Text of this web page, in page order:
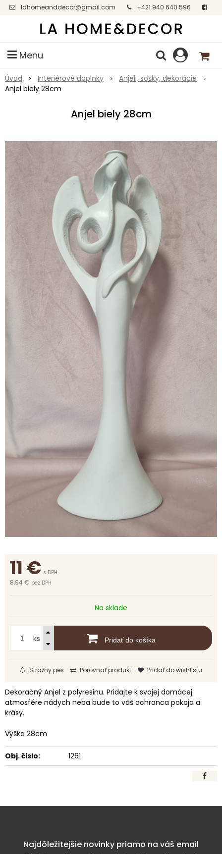
lahomeanddecor@gmail.com
+421 940 640 596
Facebook
Menu
Úvod Interiérové doplnky
Anjeli, sošky, dekorácie
Anjel biely 28cm
Anjel biely 28cm
11 € s DPH
8,94 € bez DPH
Na sklade
ks Pridať do košíka
Strážny pes Porovnať produkt Pridať do wishlistu
Dekoračný Anjel z polyresinu. Pridajte k svojej domácej
atmosfére nádych neba bude to váš ochranca pokoja a
krásy.
Výška 28cm
Obj. čislo: 1261
Najdôležitejšie novinky priamo na váš email